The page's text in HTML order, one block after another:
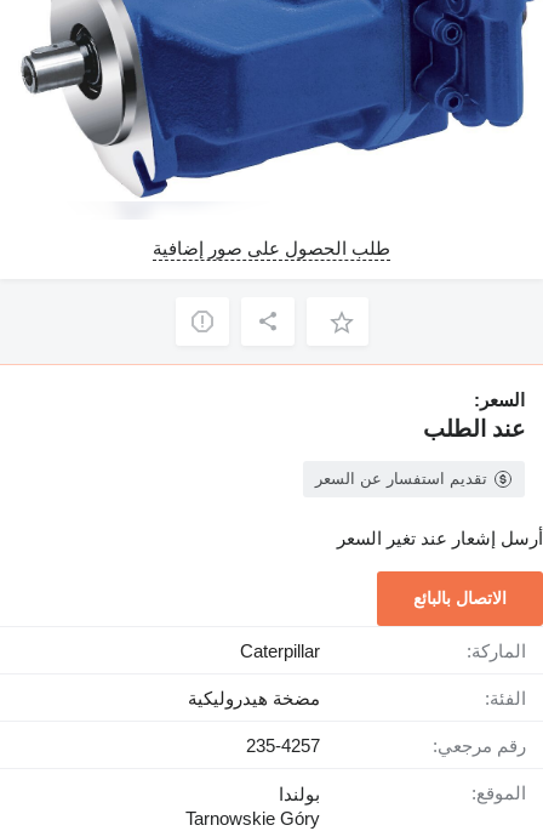
طلب الحصول على صور إضافية
السعر:
عند الطلب
تقديم استفسار عن السعر
أرسل إشعار عند تغير السعر
الاتصال بالبائع
الماركة: Caterpillar
الفئة: مضخة هيدروليكية
رقم مرجعي: 235-4257
الموقع:
بولندا
Tarnowskie Góry